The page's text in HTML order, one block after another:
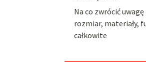
Na co zwrócić
rozmiar, materiały,
całkowite